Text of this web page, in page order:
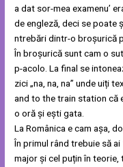
a dat sor-mea examenu’
de engleză, deci se poate
ntrebări dintr-o broșurică
În broșurică sunt cam o
p-acolo. La final se
zici „na, na, na” unde uiți
and to the train station că
o oră și ești gata.
La Românica e cam așa,
În primul rând trebuie să
major și cel puțin în teorie,